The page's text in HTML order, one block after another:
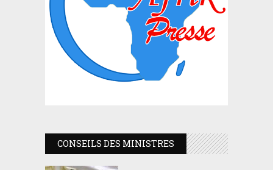
CONSEILS DES MINISTRES